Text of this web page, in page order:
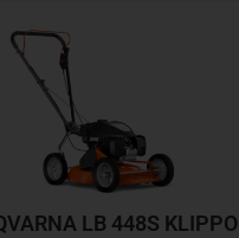
LB 448S KLIPPO